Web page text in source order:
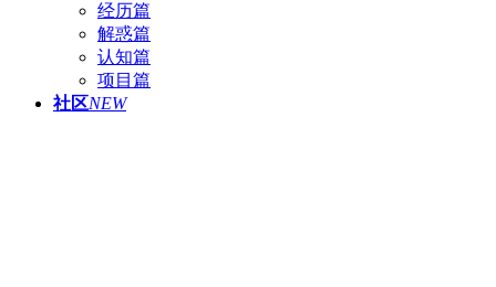
经历篇
解惑篇
认知篇
项目篇
社区NEW